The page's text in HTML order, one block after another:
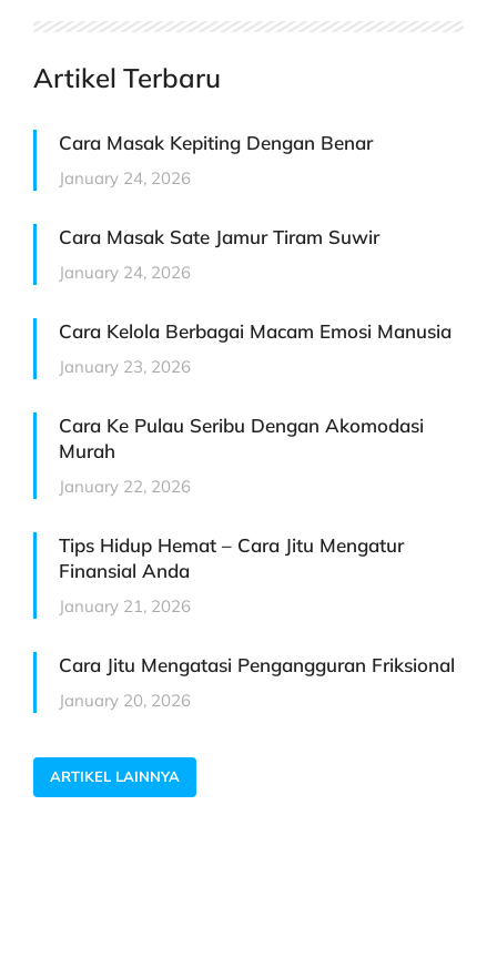
Artikel Terbaru
Cara Masak Kepiting Dengan Benar
January 24, 2026
Cara Masak Sate Jamur Tiram Suwir
January 24, 2026
Cara Kelola Berbagai Macam Emosi Manusia
January 23, 2026
Cara Ke Pulau Seribu Dengan Akomodasi
Murah
January 22, 2026
Tips Hidup Hemat – Cara Jitu Mengatur
Finansial Anda
January 21, 2026
Cara Jitu Mengatasi Pengangguran Friksional
January 20, 2026
ARTIKEL LAINNYA